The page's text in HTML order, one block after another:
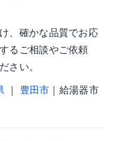
、確かな品質でお応
るご相談やご依頼
さい。
｜ 豊田市 ｜給湯器市